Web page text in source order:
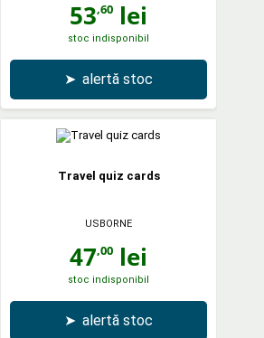
53,60 lei
stoc indisponibil
➤ alertă stoc
Travel quiz cards
USBORNE
47,00 lei
stoc indisponibil
➤ alertă stoc